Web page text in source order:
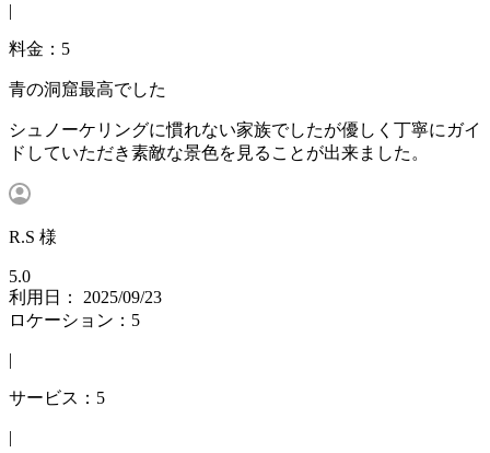
|
料金：5
青の洞窟最高でした
シュノーケリングに慣れない家族でしたが優しく丁寧にガイ
ドしていただき素敵な景色を見ることが出来ました。
R.S 様
5.0
利用日： 2025/09/23
ロケーション：5
|
サービス：5
|